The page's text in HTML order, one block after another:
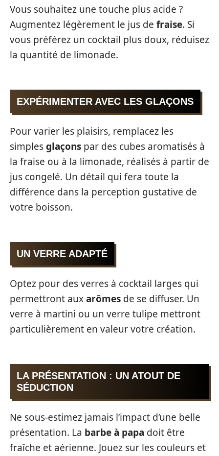
Vous souhaitez une touche plus acide ?
Augmentez légèrement le jus de fraise. Si
vous préférez un cocktail plus doux, réduisez
la quantité de limonade.
EXPÉRIMENTER AVEC LES GLAÇONS
Pour varier les plaisirs, remplacez les
simplesglaçons par des cubes aromatisés à
la fraise ou à la limonade, réalisés à partir de
jus congelé. Un détail qui fera toute la
différence dans la perception gustative de
votre boisson.
UN VERRE ADAPTÉ
Optez pour des verres à cocktail larges qui
permettront auxarômes de se diffuser. Un
verre à martini ou un verre tulipe mettront
particulièrement en valeur votre création.
LA PRÉSENTATION : UN ATOUT DE
SÉDUCTION
Ne sous-estimez jamais l’impact d’une belle
présentation. La barbe à papa doit être
fraîche et aérienne. Jouez sur les couleurs et